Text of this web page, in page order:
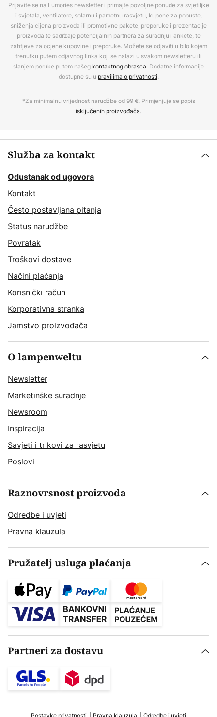
Prijavite se na Lumories newsletter i primajte povoljne ponude za svjetiljke
i svjetala, ventilatore, solarnu i pametnu rasvjetu, kupone za popuste,
sniženja cijena proizvoda ili promotivne pakete, preporuke i prezentacije
proizvoda te sadržaje potencijalnih partnera za suradnju i ankete, te
zahtjeve za ocjene kupovine i preporuke. Možete se odjaviti u bilo kojem
trenutku putem odjavnog linka koji se nalazi u svakom newsletteru ili
slanjem poruke putem našeg kontaktnog obrasca. Dodatne informacije
dostupne su u pravilima o privatnosti.
*Za minimalnu vrijednost narudžbe od 99 €. Primjenjuje se popis
isključenih proizvođača.
Služba za kontakt
Odustanak od ugovora
Kontakt
Često postavljana pitanja
Status narudžbe
Povratak
Troškovi dostave
Načini plaćanja
Korisnički račun
Korporativna stranka
Jamstvo proizvođača
O lampenweltu
Newsletter
Marketinške suradnje
Newsroom
Inspiracija
Savjeti i trikovi za rasvjetu
Poslovi
Raznovrsnost proizvoda
Odredbe i uvjeti
Pravna klauzula
Pružatelj usluga plaćanja
Partneri za dostavu
Postavke privatnosti Pravna klauzula Odredbe i uvjeti